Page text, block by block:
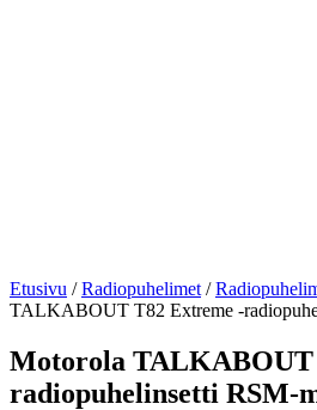
Etusivu /Radiopuhelimet /
TALKABOUT T82 Extreme -
Motorola TALKABOUT
radiopuhelinsetti RSM-